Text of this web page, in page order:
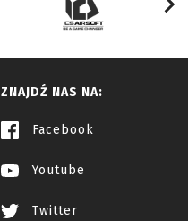
ZNAJDŹ NAS NA:
Facebook
Youtube
Twitter